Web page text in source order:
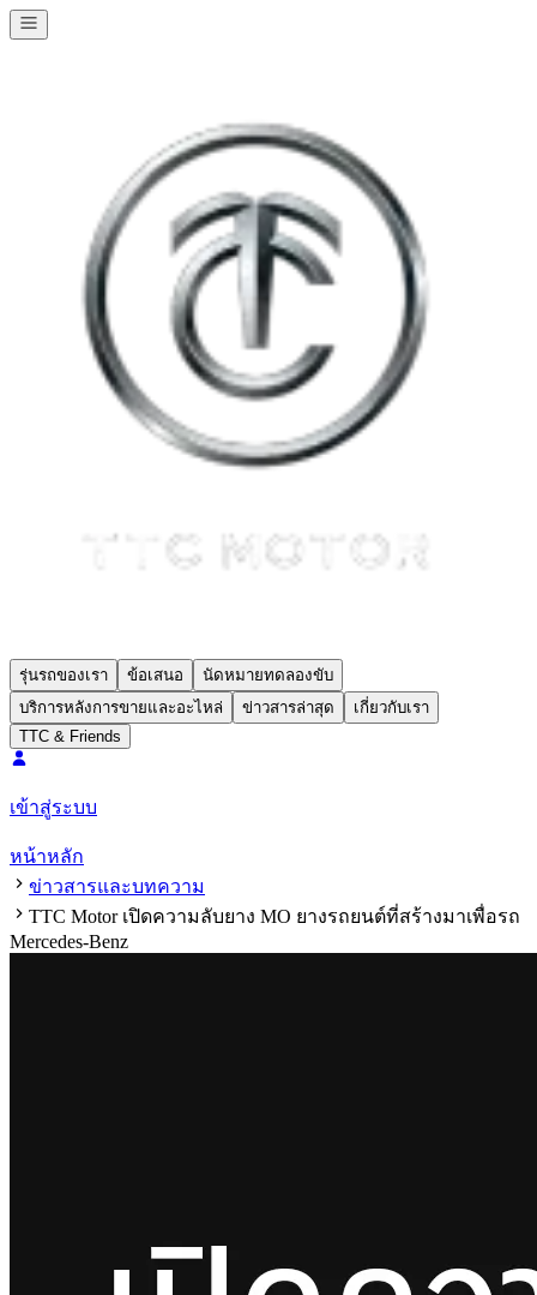
รุ่นรถของเรา ข้อเสนอ
นัดหมายทดลองขับ
บริการหลังการขายและอะไหล่
ข่าวสารล่าสุด
เกี่ยวกับเรา
TTC & Friends
เข้าสู่ระบบ
หน้าหลัก
ข่าวสารและบทความ
TTC Motor เปิดความลับยาง MO ยางรถยนต์ที่สร้างมาเพื่อรถ
Mercedes-Benz